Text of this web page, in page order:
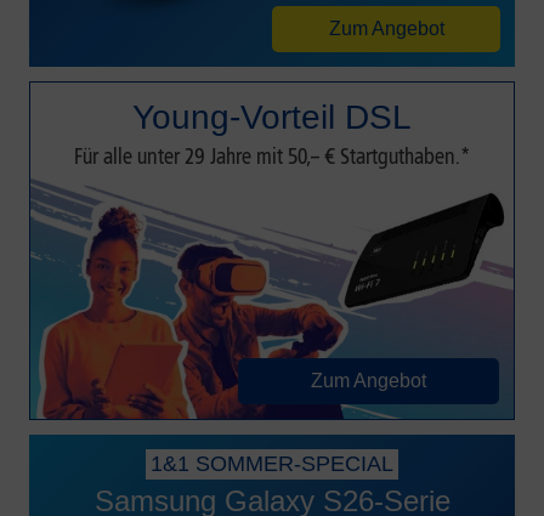
Zum Angebot
Young-Vorteil DSL
Für alle unter 29 Jahre mit 50,– € Startguthaben.*
Zum Angebot
1&1 SOMMER-SPECIAL
Samsung Galaxy S26-Serie